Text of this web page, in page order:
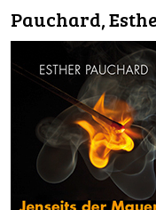
Pauchard,